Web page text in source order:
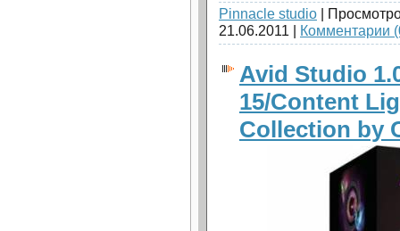
Pinnacle studio |
21.06.2011 | Комментарии
Avid Studio
15/Content
Collection by